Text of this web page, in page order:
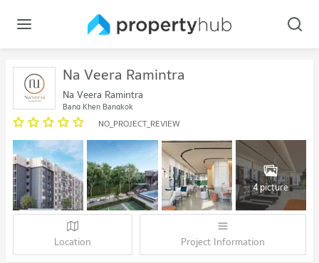
Na Veera Ramintra
Na Veera Ramintra
Bang Khen Bangkok
NO_PROJECT_REVIEW
4 picture
Location Project Information